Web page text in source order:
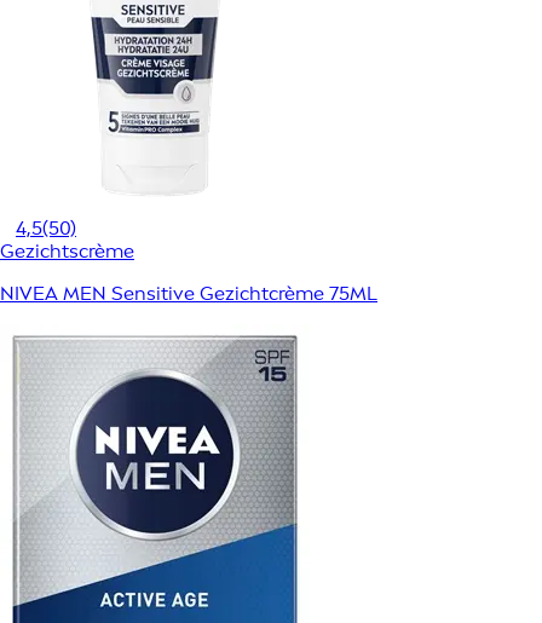
4,5(50)
Gezichtscrème
NIVEA MEN Sensitive Gezichtcrème 75ML